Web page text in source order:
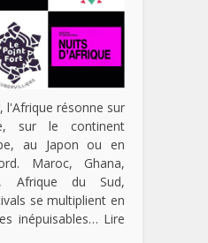
l'Afrique résonne sur
sur le continent
au Japon ou en
Maroc, Ghana,
Afrique du Sud,
se multiplient en
inépuisables… Lire